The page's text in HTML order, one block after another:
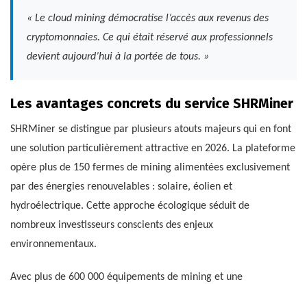
« Le cloud mining démocratise l’accès aux revenus des
cryptomonnaies. Ce qui était réservé aux professionnels
devient aujourd’hui à la portée de tous. »
Les avantages concrets du service SHRMiner
SHRMiner se distingue par plusieurs atouts majeurs qui en font
une solution particulièrement attractive en 2026. La plateforme
opère plus de 150 fermes de mining alimentées exclusivement
par des énergies renouvelables : solaire, éolien et
hydroélectrique. Cette approche écologique séduit de
nombreux investisseurs conscients des enjeux
environnementaux.
Avec plus de 600 000 équipements de mining et une